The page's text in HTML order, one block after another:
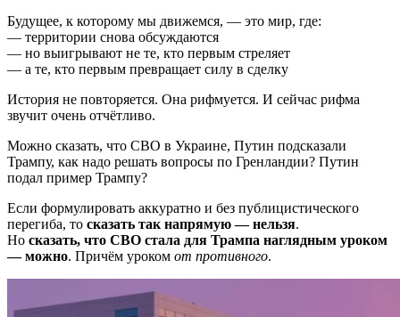
Будущее, к которому мы движемся, — это мир, где:
— территории снова обсуждаются
— но выигрывают не те, кто первым стреляет
— а те, кто первым превращает силу в сделку
История не повторяется. Она рифмуется. И сейчас рифма
звучит очень отчётливо.
Можно сказать, что СВО в Украине, Путин подсказали
Трампу, как надо решать вопросы по Гренландии? Путин
подал пример Трампу?
Если формулировать аккуратно и без публицистического
перегиба, то сказать так напрямую — нельзя.
Но сказать, что СВО стала для Трампа наглядным уроком
— можно. Причём уроком от противного.